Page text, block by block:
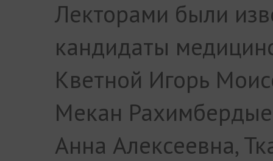
Лекторами были
кандидаты
Кветной Игорь
Мекан
Анна Алексеевна,